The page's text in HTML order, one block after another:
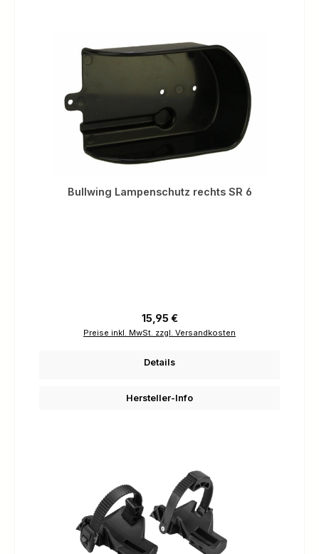
Bullwing Lampenschutz rechts SR 6
Regulärer Preis:
15,95 €
Preise inkl. MwSt. zzgl. Versandkosten
Details
Hersteller-Info